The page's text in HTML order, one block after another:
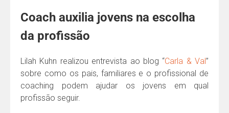
Coach auxilia jovens na escolha
da profissão
Lilah Kuhn realizou entrevista ao blog “Carla & Val”
sobre como os pais, familiares e o profissional de
coaching podem ajudar os jovens em qual
profissão seguir.